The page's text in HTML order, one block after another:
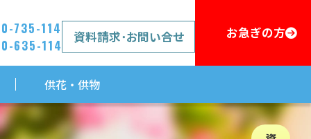
735-114
635-114
資料請求･お問い合せ お急ぎの方
供花・供物